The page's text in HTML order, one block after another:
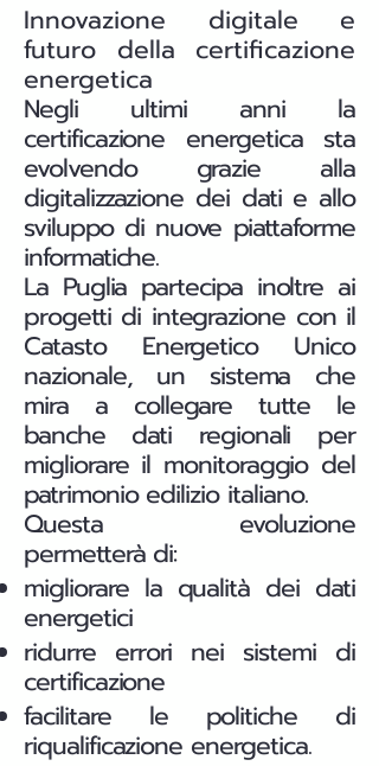
Innovazione digitale e
futuro della certificazione
energetica
Negli ultimi anni la
certificazione energetica sta
evolvendo grazie alla
digitalizzazione dei dati e allo
sviluppo di nuove piattaforme
informatiche.
La Puglia partecipa inoltre ai
progetti di integrazione con il
Catasto Energetico Unico
nazionale, un sistema che
mira a collegare tutte le
banche dati regionali per
migliorare il monitoraggio del
patrimonio edilizio italiano.
Questa evoluzione
permetterà di:
migliorare la qualità dei dati
energetici
ridurre errori nei sistemi di
certificazione
facilitare le politiche di
riqualificazione energetica.